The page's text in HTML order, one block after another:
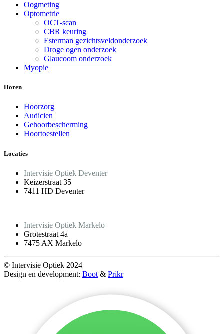
Oogmeting
Optometrie
OCT-scan
CBR keuring
Esterman gezichtsveldonderzoek
Droge ogen onderzoek
Glaucoom onderzoek
Myopie
Horen
Hoorzorg
Audicien
Gehoorbescherming
Hoortoestellen
Locaties
Intervisie Optiek Deventer
Keizerstraat 35
7411 HD Deventer
Intervisie Optiek Markelo
Grotestraat 4a
7475 AX Markelo
© Intervisie Optiek 2024
Design en development: Boot & Prikr